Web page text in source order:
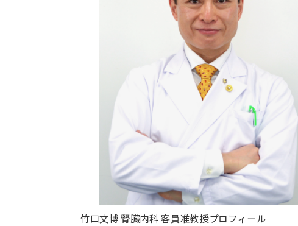
竹口文博 腎臓内科 客員准教授プロフィール